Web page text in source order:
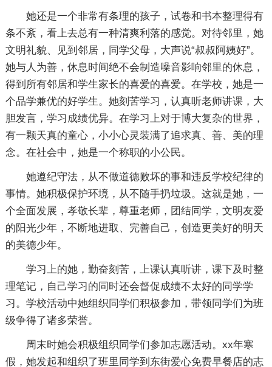
她还是一个非常有条理的孩子，试卷和书本整理得有
条不紊，看上去总有一种清爽利落的感觉。对待邻里，她
文明礼貌、见到邻居，同学父母，大声说“叔叔阿姨好”。
她与人为善，休息时间绝不会制造噪音影响邻里的休息，
得到所有邻居和学生家长的喜爱的喜爱。在学校，她是一
个品学兼优的好学生。她刻苦学习，认真听老师讲课，大
胆发言，学习成绩优异。在学习上对于博大复杂的世界，
有一颗天真的童心，小小心灵装满了追求真、善、美的理
念。在社会中，她是一个称职的小公民。
她遵纪守法，从不做道德败坏的事和违反学校纪律的
事情。她积极保护环境，从不随手扔垃圾。这就是她，一
个全面发展，孝敬长辈，尊重老师，团结同学，文明友爱
的阳光少年，不断地进取、完善自己，创造更美好的明天
的美德少年。
学习上的她，勤奋刻苦，上课认真听讲，课下及时整
理笔记，自己学习的同时还会督促成绩不太好的同学学
习。学校活动中她组织同学们积极参加，带领同学们为班
级争得了诸多荣誉。
周末时她会积极组织同学们参加志愿活动。xx年寒
假，她发起和组织了班里同学到东街爱心免费早餐店的志